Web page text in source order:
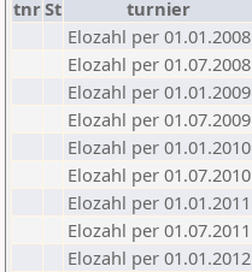
tnrSt turnier
Elozahl per 01.01.2008
Elozahl per 01.07.2008
Elozahl per 01.01.2009
Elozahl per 01.07.2009
Elozahl per 01.01.2010
Elozahl per 01.07.2010
Elozahl per 01.01.2011
Elozahl per 01.07.2011
Elozahl per 01.01.2012